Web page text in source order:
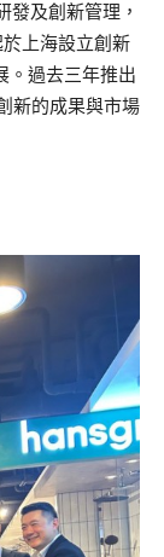
發及創新管理，
上海設立創新
。過去三年推出
新的成果與市場